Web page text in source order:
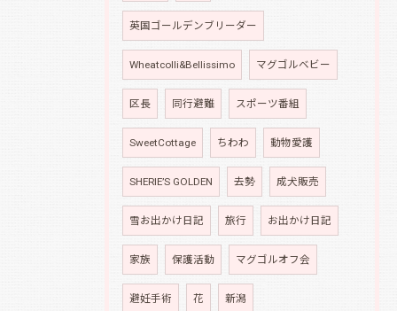
英国ゴールデンブリーダー
Wheatcolli&Bellissimo マグゴルベビー
区長 同行避難 スポーツ番組
SweetCottage ちわわ 動物愛護
SHERIE’S GOLDEN 去勢 成犬販売
雪お出かけ日記 旅行 お出かけ日記
家族 保護活動 マグゴルオフ会
避妊手術 花 新潟